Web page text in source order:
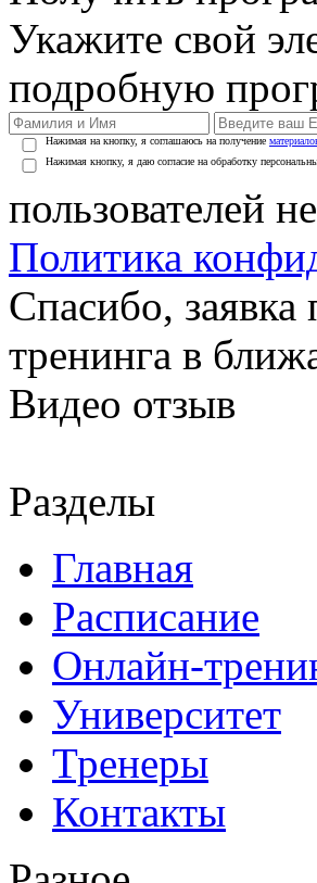
Укажите свой
подробную
Нажимая на кнопку, я соглашаюсь на получение
Нажимая кнопку, я даю согласие на обработку
пользователей
Политика
Спасибо,
тренинга в
Видео отзыв
Разделы
Главная
Расписание
Онлайн-
Университет
Тренеры
Контакты